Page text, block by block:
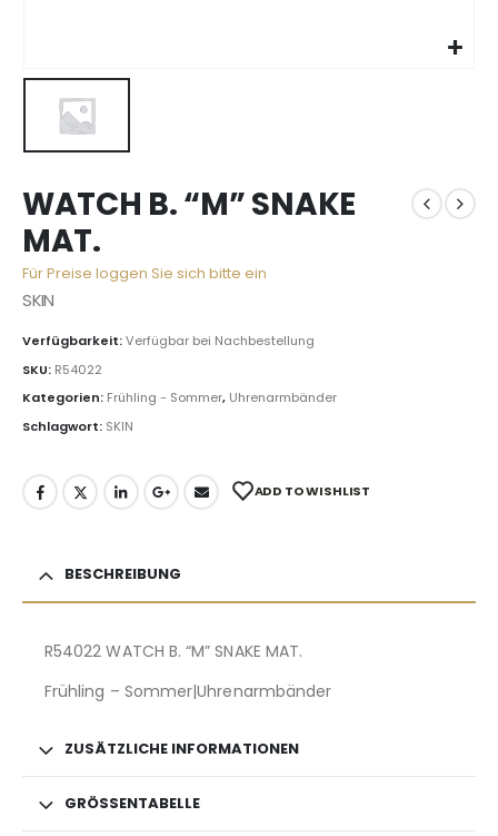
WATCH B. “M” SNAKE
MAT.
Für Preise loggen Sie sich bitte ein
SKIN
Verfügbarkeit:Verfügbar bei Nachbestellung
SKU: R54022
Kategorien: Frühling - Sommer, Uhrenarmbänder
Schlagwort: SKIN
ADD TO WISHLIST
BESCHREIBUNG
R54022 WATCH B. “M” SNAKE MAT.
Frühling – Sommer|Uhrenarmbänder
ZUSÄTZLICHE INFORMATIONEN
GRÖSSENTABELLE